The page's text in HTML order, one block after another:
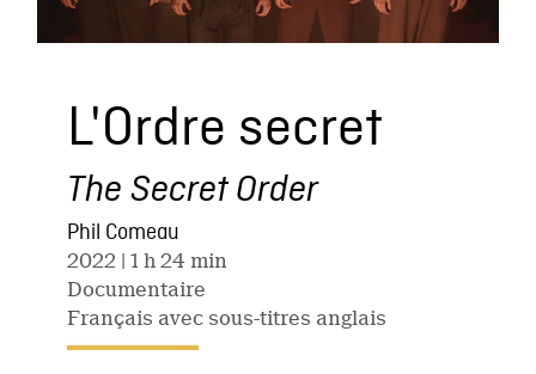
L'Ordre secret
The Secret Order
Phil Comeau
2022 | 1 h 24 min
Documentaire
Français avec sous-titres anglais